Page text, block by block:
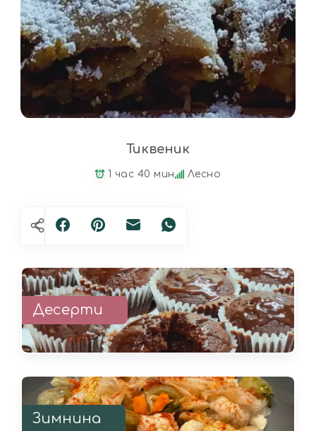
Тиквеник
1 час 40 мин Лесно
Десерти
Зимнина